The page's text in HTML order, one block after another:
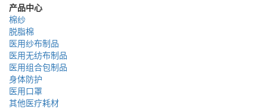
产品中心
棉纱
脱脂棉
医用纱布制品
医用无纺布制品
医用组合包制品
身体防护
医用口罩
其他医疗耗材